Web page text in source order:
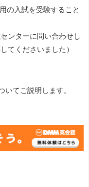
の入試を受験すること
ンターに問い合わせし
てくださいました）
いてご説明します。